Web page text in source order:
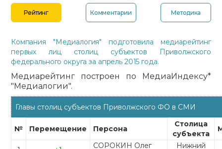
Рейтинг Комментарии Методика
Компания "Медиалогия" подготовила медиарейтинг
первых лиц столиц субъектов Приволжского
федерального округа за апрель 2015 года.
Медиарейтинг построен по МедиаИндексу*
"Медиалогии".
Главы столиц субъектов Приволжского ФО в СМИ
№ Перемещение Персона
Столица
субъекта
СОРОКИН Олег
Нижний